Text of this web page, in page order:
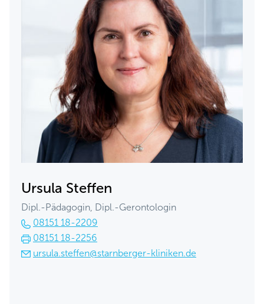
Ursula Steffen
Dipl.-Pädagogin, Dipl.-Gerontologin
08151 18-2209
08151 18-2256
ursula.steffen@starnberger-kliniken.de